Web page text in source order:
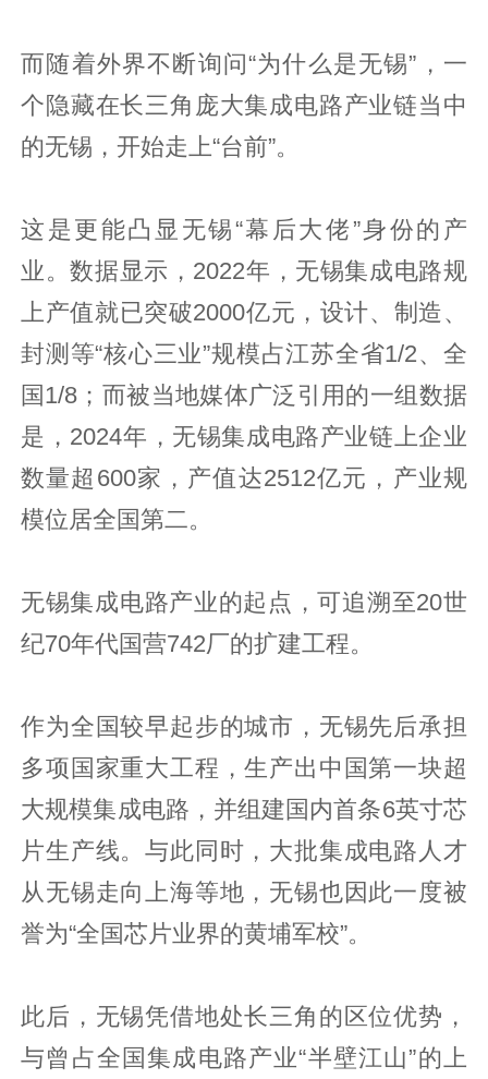
而随着外界不断询问“为什么是无锡”，一
个隐藏在长三角庞大集成电路产业链当中
的无锡，开始走上“台前”。
这是更能凸显无锡“幕后大佬”身份的产
业。数据显示，2022年，无锡集成电路规
上产值就已突破2000亿元，设计、制造、
封测等“核心三业”规模占江苏全省1/2、全
国1/8；而被当地媒体广泛引用的一组数据
是，2024年，无锡集成电路产业链上企业
数量超600家，产值达2512亿元，产业规
模位居全国第二。
无锡集成电路产业的起点，可追溯至20世
纪70年代国营742厂的扩建工程。
作为全国较早起步的城市，无锡先后承担
多项国家重大工程，生产出中国第一块超
大规模集成电路，并组建国内首条6英寸芯
片生产线。与此同时，大批集成电路人才
从无锡走向上海等地，无锡也因此一度被
誉为“全国芯片业界的黄埔军校”。
此后，无锡凭借地处长三角的区位优势，
与曾占全国集成电路产业“半壁江山”的上